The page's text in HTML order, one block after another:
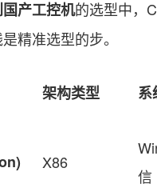
产工控机的选型中，
精准选型的步。
架构类型 系
X86
信